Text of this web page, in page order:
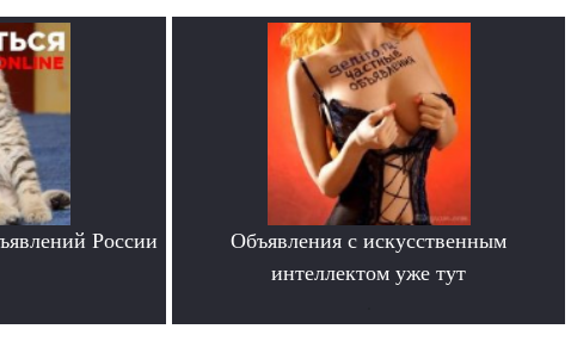
России
Объявления с искусственным
интеллектом уже тут